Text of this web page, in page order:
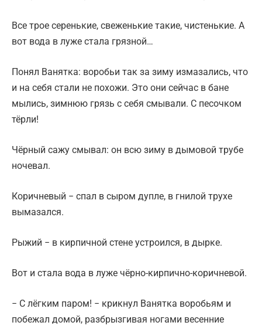
Все трое серенькие, свеженькие такие, чистенькие. А
вот вода в луже стала грязной…
Понял Ванятка: воробьи так за зиму измазались, что
и на себя стали не похожи. Это они сейчас в бане
мылись, зимнюю грязь с себя смывали. С песочком
тёрли!
Чёрный сажу смывал: он всю зиму в дымовой трубе
ночевал.
Коричневый − спал в сыром дупле, в гнилой трухе
вымазался.
Рыжий − в кирпичной стене устроился, в дырке.
Вот и стала вода в луже чёрно-кирпично-коричневой.
− С лёгким паром! − крикнул Ванятка воробьям и
побежал домой, разбрызгивая ногами весенние